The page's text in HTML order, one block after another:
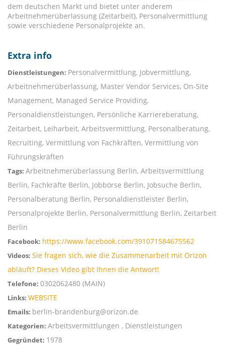
dem deutschen Markt und bietet unter anderem
Arbeitnehmerüberlassung (Zeitarbeit), Personalvermittlung
sowie verschiedene Personalprojekte an.
Extra info
Dienstleistungen: Personalvermittlung, Jobvermittlung,
Arbeitnehmerüberlassung, Master Vendor Services, On-Site
Management, Managed Service Providing,
Personaldienstleistungen, Persönliche Karriereberatung,
Zeitarbeit, Leiharbeit, Arbeitsvermittlung, Personalberatung,
Recruiting, Vermittlung von Fachkräften, Vermittlung von
Führungskräften
Tags: Arbeitnehmerüberlassung Berlin, Arbeitsvermittlung
Berlin, Fachkräfte Berlin, Jobbörse Berlin, Jobsuche Berlin,
Personalberatung Berlin, Personaldienstleister Berlin,
Personalprojekte Berlin, Personalvermittlung Berlin, Zeitarbeit
Berlin
Facebook: https://www.facebook.com/391071584675562
Videos: Sie fragen sich, wie die Zusammenarbeit mit Orizon
abläuft? Dieses Video gibt Ihnen die Antwort!
Telefone: 0302062480 (MAIN)
Links: WEBSITE
Emails: berlin-brandenburg@orizon.de
Kategorien: Arbeitsvermittlungen , Dienstleistungen
Gegründet: 1978